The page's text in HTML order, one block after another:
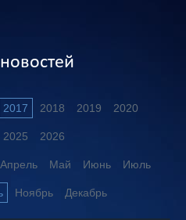
2017 2018 2019 2020
2025 2026
Апрель Май Июнь Июль
Ноябрь Декабрь